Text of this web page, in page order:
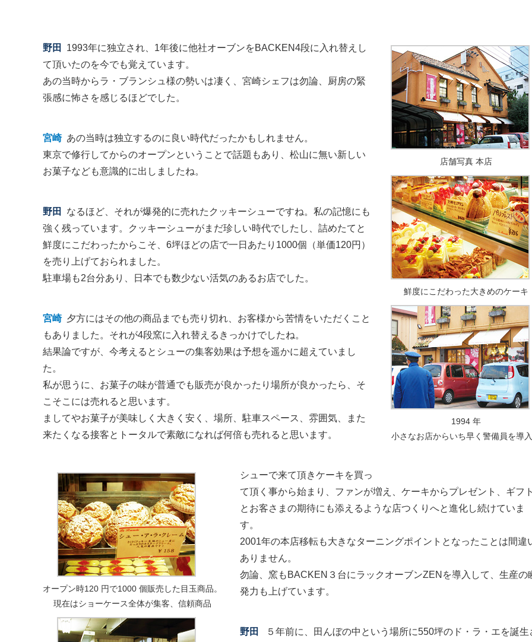
店舗写真 本店
鮮度にこだわった大きめのケーキ
1994 年
小さなお店からいち早く警備員を導入
野田
1993年に独立され、1年後に他社オーブンをBACKEN4段に入れ替えし
て頂いたのを今でも覚えています。
あの当時からラ・ブランシュ様の勢いは凄く、宮崎シェフは勿論、厨房の緊
張感に怖さを感じるほどでした。
宮崎あの当時は独立するのに良い時代だったかもしれません。
東京で修行してからのオープンということで話題もあり、松山に無い新しい
お菓子なども意識的に出しましたね。
野田
なるほど、それが爆発的に売れたクッキーシューですね。私の記憶にも
強く残っています。クッキーシューがまだ珍しい時代でしたし、詰めたてと
鮮度にこだわったからこそ、6坪ほどの店で一日あたり1000個（単価120円）
を売り上げておられました。
駐車場も2台分あり、日本でも数少ない活気のあるお店でした。
宮崎夕方にはその他の商品までも売り切れ、お客様から苦情をいただくこと
もありました。それが4段窯に入れ替えるきっかけでしたね。
結果論ですが、今考えるとシューの集客効果は予想を遥かに超えていまし
た。
私が思うに、お菓子の味が普通でも販売が良かったり場所が良かったら、そ
こそこには売れると思います。
ましてやお菓子が美味しく大きく安く、場所、駐車スペース、雰囲気、また
来たくなる接客とトータルで素敵になれば何倍も売れると思います。
オープン時120 円で1000 個販売した目玉商品。
現在はショーケース全体が集客、信頼商品
シューで来て頂きケーキを買っ
て頂く事から始まり、ファンが増え、ケーキからプレゼント、ギフト
とお客さまの期待にも添えるような店つくりへと進化し続けていま
す。
2001年の本店移転も大きなターニングポイントとなったことは間違
ありません。
勿論、窯もBACKEN３台にラックオーブンZENを導入して、生産の
発力も上げています。
野田
５年前に、田んぼの中という場所に550坪のド・ラ・エを誕生